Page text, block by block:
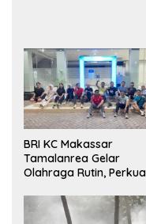
BRI KC Makassar
Tamalanrea Gelar
Olahraga Rutin,
Kerja Sehat